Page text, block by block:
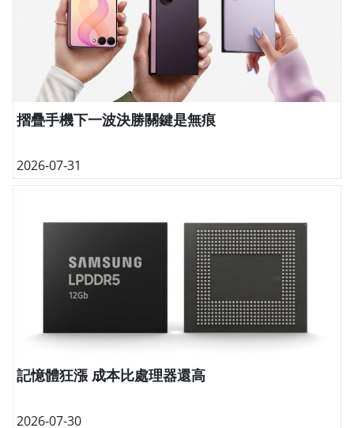
摺疊手機下一波決勝關鍵是無痕
2026-07-31
記憶體狂漲 成本比處理器還高
2026-07-30